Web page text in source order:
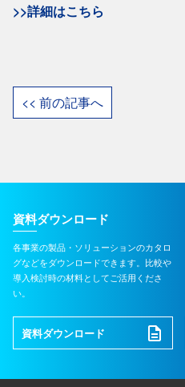
>>詳細はこちら
<< 前の記事へ
資料ダウンロード
各事業の製品・ソリューションのカタロ
グなどをダウンロードできます。比較や
導入検討時の材料としてご活用くださ
い。
資料ダウンロード